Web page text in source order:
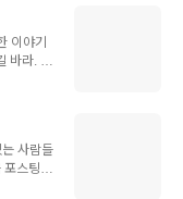
고 싶어
기뻐하
되지 않
가지로
해하는
두는
이야기
바라. 키
에 있었
전이 있
하는 옵
영문 키
고. 예쁘
았어.
사람들
포스팅에
계식